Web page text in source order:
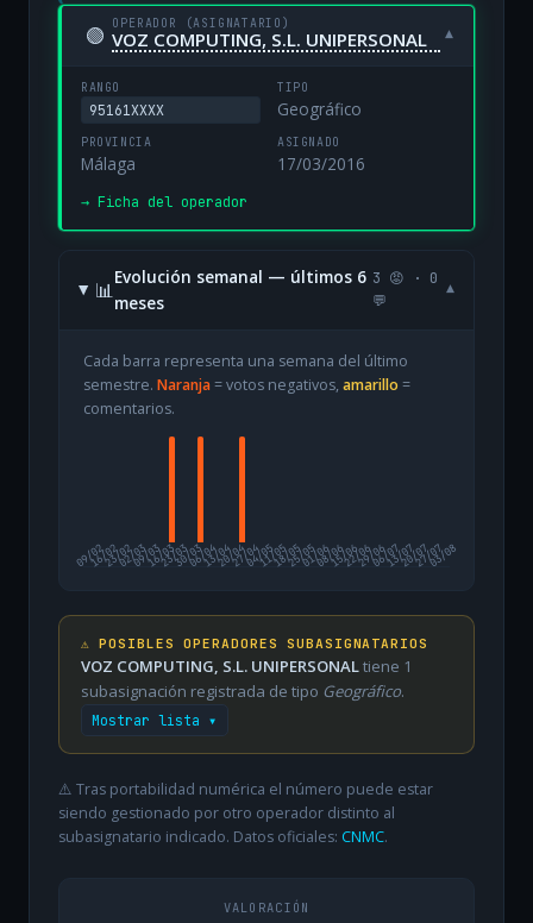
🟢 OPERADOR (ASIGNATARIO)
VOZ COMPUTING, S.L. UNIPERSONAL ▾
RANGO
95161XXXX
TIPO
Geográfico
PROVINCIA
Málaga
ASIGNADO
17/03/2016
→ Ficha del operador
📊
Evolución semanal — últimos 6
meses
3 😡 · 0
💬
▾
Cada barra representa una semana del último
semestre. Naranja= votos negativos, amarillo =
comentarios.
09/02
16/0223/0202/0309/0316/0323/0330/0306/0413/0420/0427/0404/0511/0518/0525/0501/0608/0615/0622/0629/0606/0713/0720/0727/07
03/08
⚠️ POSIBLES OPERADORES SUBASIGNATARIOS
VOZ COMPUTING, S.L. UNIPERSONALtiene 1
subasignación registrada de tipo Geográfico.
Mostrar lista ▾
⚠️ Tras portabilidad numérica el número puede estar
siendo gestionado por otro operador distinto al
subasignatario indicado. Datos oficiales: CNMC.
VALORACIÓN